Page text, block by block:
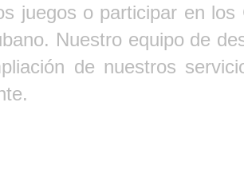
juegos o participar en
Nuestro equipo de
de nuestros